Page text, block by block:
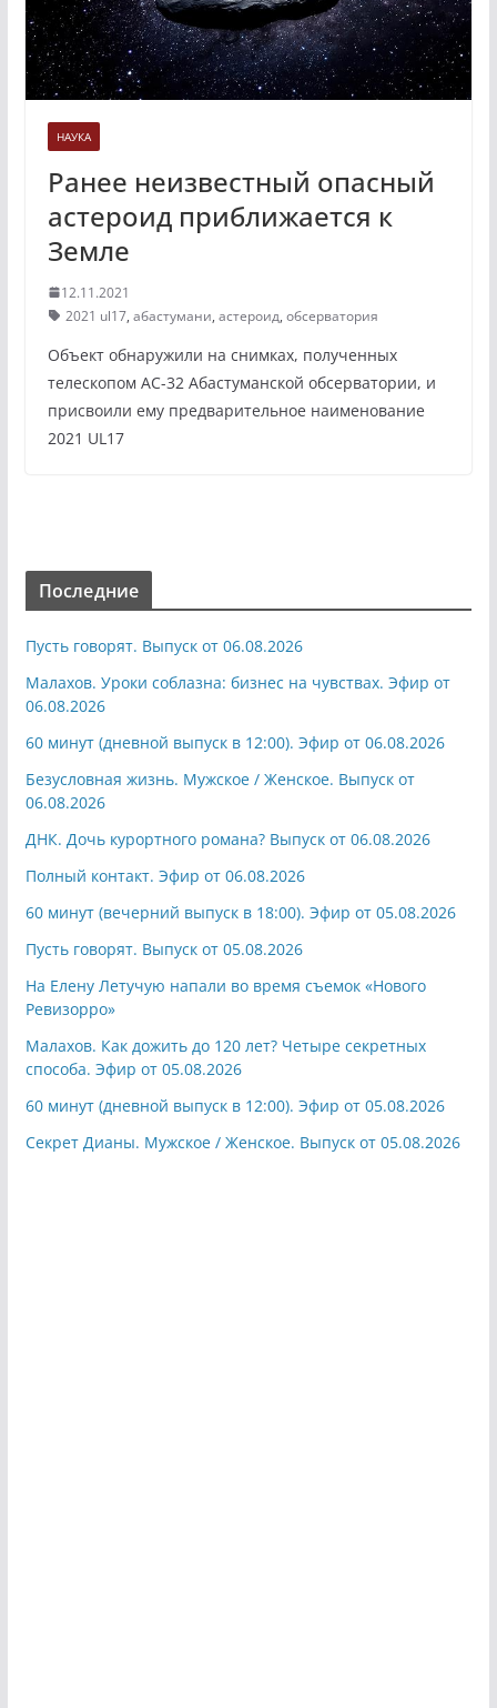
НАУКА
Ранее неизвестный опасный
астероид приближается к
Земле
12.11.2021
2021 ul17, абастумани, астероид, обсерватория
Объект обнаружили на снимках, полученных
телескопом АС-32 Абастуманской обсерватории, и
присвоили ему предварительное наименование
2021 UL17
Последние
Пусть говорят. Выпуск от 06.08.2026
Малахов. Уроки соблазна: бизнес на чувствах. Эфир от
06.08.2026
60 минут (дневной выпуск в 12:00). Эфир от 06.08.2026
Безусловная жизнь. Мужское / Женское. Выпуск от
06.08.2026
ДНК. Дочь курортного романа? Выпуск от 06.08.2026
Полный контакт. Эфир от 06.08.2026
60 минут (вечерний выпуск в 18:00). Эфир от 05.08.2026
Пусть говорят. Выпуск от 05.08.2026
На Елену Летучую напали во время съемок «Нового
Ревизорро»
Малахов. Как дожить до 120 лет? Четыре секретных
способа. Эфир от 05.08.2026
60 минут (дневной выпуск в 12:00). Эфир от 05.08.2026
Секрет Дианы. Мужское / Женское. Выпуск от 05.08.2026